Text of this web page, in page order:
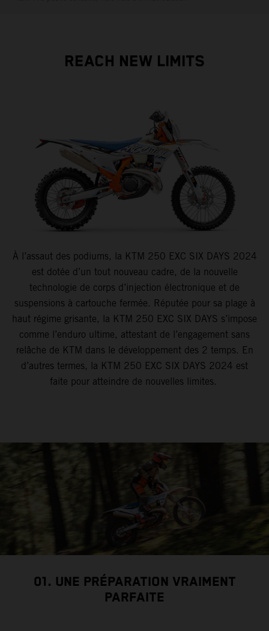
REACH NEW LIMITS
À l’assaut des podiums, la KTM 250 EXC SIX DAYS 2024
est dotée d’un tout nouveau cadre, de la nouvelle
technologie de corps d’injection électronique et de
suspensions à cartouche fermée. Réputée pour sa plage à
haut régime grisante, la KTM 250 EXC SIX DAYS s’impose
comme l’enduro ultime, attestant de l’engagement sans
relâche de KTM dans le développement des 2 temps. En
d’autres termes, la KTM 250 EXC SIX DAYS 2024 est
faite pour atteindre de nouvelles limites.
01. UNE PRÉPARATION VRAIMENT
PARFAITE